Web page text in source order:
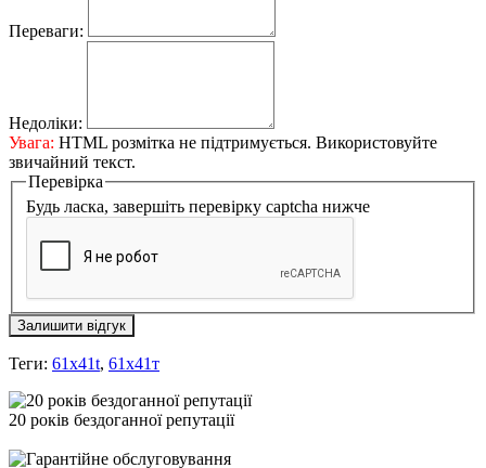
Переваги:
Недоліки:
Увага: HTML розмітка не підтримується. Використовуйте
звичайний текст.
Перевірка
Будь ласка, завершіть перевірку captcha нижче
Залишити відгук
Теги: 61x41t, 61х41т
20 років бездоганної репутації